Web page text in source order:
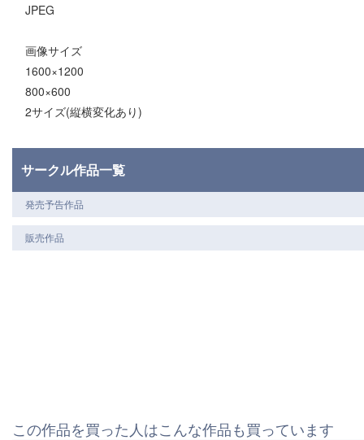
JPEG
画像サイズ
1600×1200
800×600
2サイズ(縦横変化あり)
サークル作品一覧
発売予告作品
販売作品
この作品を買った人はこんな作品も買っています